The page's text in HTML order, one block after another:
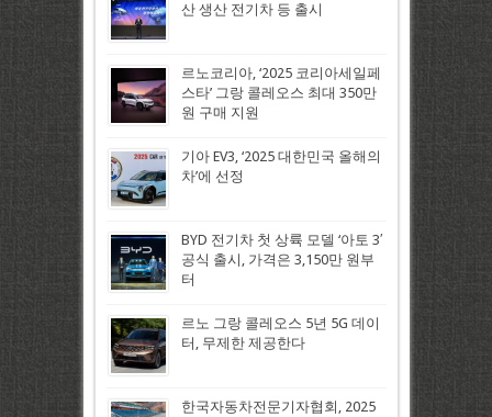
산 생산 전기차 등 출시
르노코리아, ‘2025 코리아세일페
스타’ 그랑 콜레오스 최대 350만
원 구매 지원
기아 EV3, ‘2025 대한민국 올해의
차’에 선정
BYD 전기차 첫 상륙 모델 ‘아토 3′
공식 출시, 가격은 3,150만 원부
터
르노 그랑 콜레오스 5년 5G 데이
터, 무제한 제공한다
한국자동차전문기자협회, 2025